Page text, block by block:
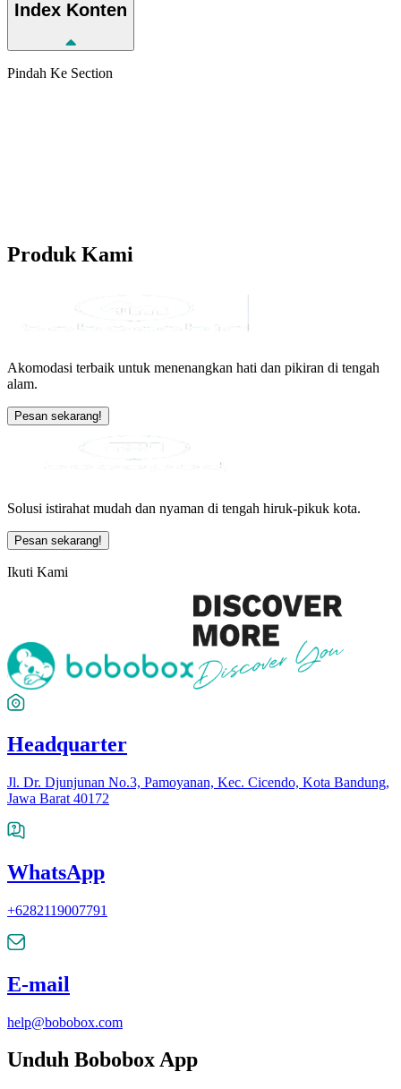
Index Konten
Pindah Ke Section
Produk Kami
Akomodasi terbaik untuk menenangkan hati dan pikiran di tengah
alam.
Pesan sekarang!
Solusi istirahat mudah dan nyaman di tengah hiruk-pikuk kota.
Pesan sekarang!
Ikuti Kami
Headquarter
Jl. Dr. Djunjunan No.3, Pamoyanan, Kec. Cicendo, Kota Bandung,
Jawa Barat 40172
WhatsApp
+6282119007791
E-mail
help@bobobox.com
Unduh Bobobox App